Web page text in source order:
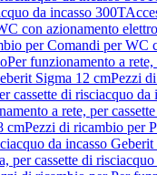
da incasso 300T
con azionamento
per Comandi per WC
Per funzionamento a rete,
Sigma 12 cmPezzi
cassette di risciacquo da
a rete, per
cmPezzi di ricambio per
da incasso
per cassette di risciacquo